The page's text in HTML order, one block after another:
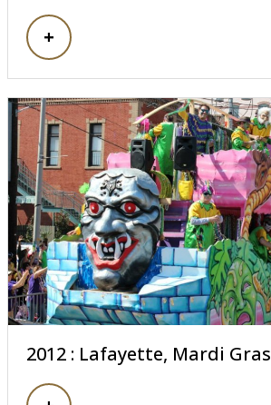
2012 : Lafayette, Mardi Gras